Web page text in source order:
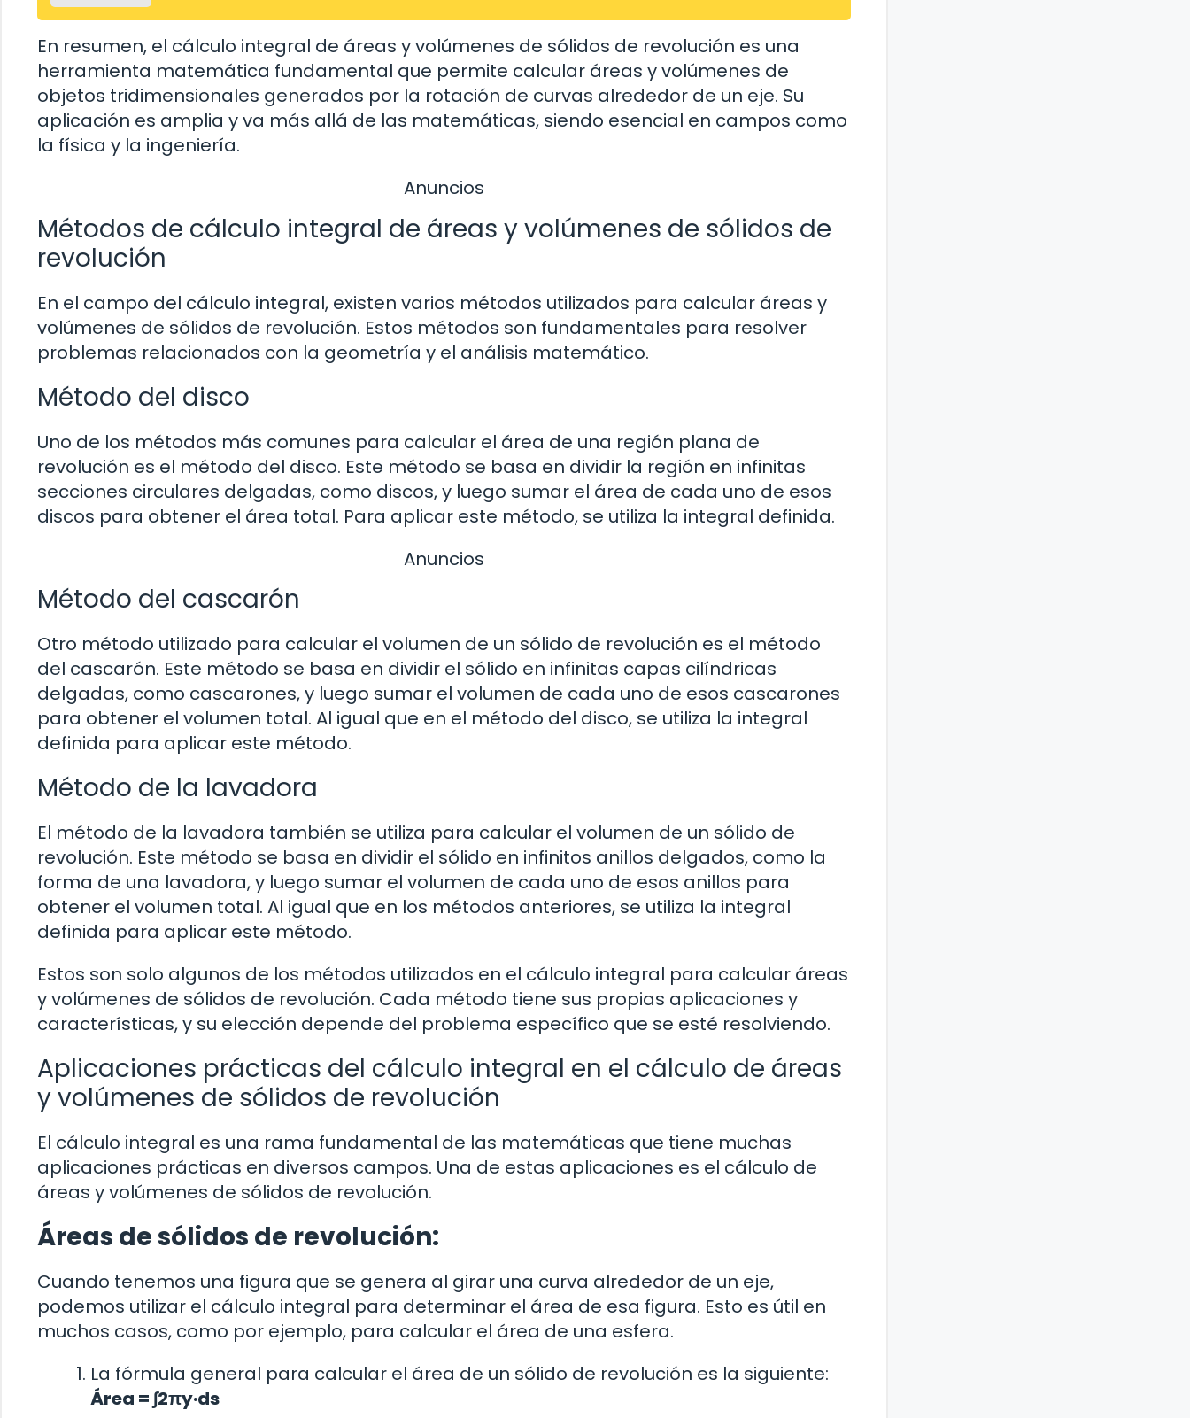
En resumen, el cálculo integral de áreas y volúmenes de sólidos de revolución es una
herramienta matemática fundamental que permite calcular áreas y volúmenes de
objetos tridimensionales generados por la rotación de curvas alrededor de un eje. Su
aplicación es amplia y va más allá de las matemáticas, siendo esencial en campos como
la física y la ingeniería.
Anuncios
Métodos de cálculo integral de áreas y volúmenes de sólidos de
revolución
En el campo del cálculo integral, existen varios métodos utilizados para calcular áreas y
volúmenes de sólidos de revolución. Estos métodos son fundamentales para resolver
problemas relacionados con la geometría y el análisis matemático.
Método del disco
Uno de los métodos más comunes para calcular el área de una región plana de
revolución es el método del disco. Este método se basa en dividir la región en infinitas
secciones circulares delgadas, como discos, y luego sumar el área de cada uno de esos
discos para obtener el área total. Para aplicar este método, se utiliza la integral definida.
Anuncios
Método del cascarón
Otro método utilizado para calcular el volumen de un sólido de revolución es el método
del cascarón. Este método se basa en dividir el sólido en infinitas capas cilíndricas
delgadas, como cascarones, y luego sumar el volumen de cada uno de esos cascarones
para obtener el volumen total. Al igual que en el método del disco, se utiliza la integral
definida para aplicar este método.
Método de la lavadora
El método de la lavadora también se utiliza para calcular el volumen de un sólido de
revolución. Este método se basa en dividir el sólido en infinitos anillos delgados, como la
forma de una lavadora, y luego sumar el volumen de cada uno de esos anillos para
obtener el volumen total. Al igual que en los métodos anteriores, se utiliza la integral
definida para aplicar este método.
Estos son solo algunos de los métodos utilizados en el cálculo integral para calcular áreas
y volúmenes de sólidos de revolución. Cada método tiene sus propias aplicaciones y
características, y su elección depende del problema específico que se esté resolviendo.
Aplicaciones prácticas del cálculo integral en el cálculo de áreas
y volúmenes de sólidos de revolución
El cálculo integral es una rama fundamental de las matemáticas que tiene muchas
aplicaciones prácticas en diversos campos. Una de estas aplicaciones es el cálculo de
áreas y volúmenes de sólidos de revolución.
Áreas de sólidos de revolución:
Cuando tenemos una figura que se genera al girar una curva alrededor de un eje,
podemos utilizar el cálculo integral para determinar el área de esa figura. Esto es útil en
muchos casos, como por ejemplo, para calcular el área de una esfera.
La fórmula general para calcular el área de un sólido de revolución es la siguiente:
Área = ∫2πy·ds